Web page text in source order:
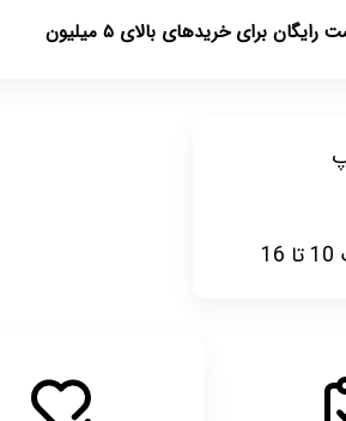
رایگان برای خریدهای بالای ۵ میلیون